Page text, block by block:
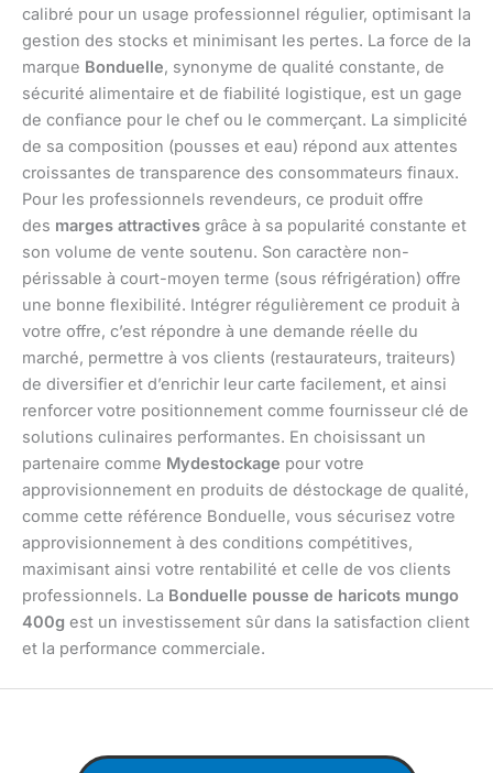
calibré pour un usage professionnel régulier, optimisant la
gestion des stocks et minimisant les pertes. La force de la
marque Bonduelle, synonyme de qualité constante, de
sécurité alimentaire et de fiabilité logistique, est un gage
de confiance pour le chef ou le commerçant. La simplicité
de sa composition (pousses et eau) répond aux attentes
croissantes de transparence des consommateurs finaux.
Pour les professionnels revendeurs, ce produit offre
des marges attractives grâce à sa popularité constante et
son volume de vente soutenu. Son caractère non-
périssable à court-moyen terme (sous réfrigération) offre
une bonne flexibilité. Intégrer régulièrement ce produit à
votre offre, c’est répondre à une demande réelle du
marché, permettre à vos clients (restaurateurs, traiteurs)
de diversifier et d’enrichir leur carte facilement, et ainsi
renforcer votre positionnement comme fournisseur clé de
solutions culinaires performantes. En choisissant un
partenaire comme Mydestockage pour votre
approvisionnement en produits de déstockage de qualité,
comme cette référence Bonduelle, vous sécurisez votre
approvisionnement à des conditions compétitives,
maximisant ainsi votre rentabilité et celle de vos clients
professionnels. La Bonduelle pousse de haricots mungo
400g est un investissement sûr dans la satisfaction client
et la performance commerciale.